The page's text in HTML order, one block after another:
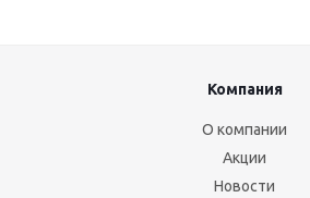
Компания
О компании
Акции
Новости